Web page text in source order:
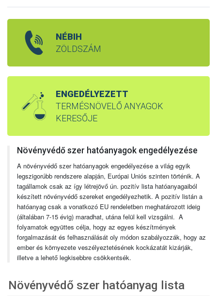
NÉBIH
ZÖLDSZÁM
ENGEDÉLYEZETT
TERMÉSNÖVELŐ ANYAGOK
KERESŐJE
Növényvédő szer hatóanyagok engedélyezése
A növényvédő szer hatóanyagok engedélyezése a világ egyik
legszigorúbb rendszere alapján, Európai Uniós szinten történik. A
tagállamok csak az így létrejövő ún. pozitív lista hatóanyagaiból
készített növényvédő szereket engedélyezhetik. A pozitív listán a
hatóanyag csak a vonatkozó EU rendeletben meghatározott ideig
(általában 7-15 évig) maradhat, utána felül kell vizsgálni. A
folyamatok együttes célja, hogy az egyes készítmények
forgalmazását és felhasználását oly módon szabályozzák, hogy az
ember és környezete veszélyeztetésének kockázatát kizárják,
illetve a lehető legkisebbre csökkentsék.
Növényvédő szer hatóanyag lista